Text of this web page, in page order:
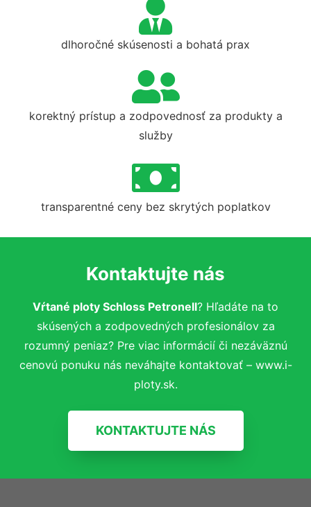
dlhoročné skúsenosti a bohatá prax
korektný prístup a zodpovednosť za produkty a
služby
transparentné ceny bez skrytých poplatkov
Kontaktujte nás
Vŕtané ploty Schloss Petronell? Hľadáte na to
skúsených a zodpovedných profesionálov za
rozumný peniaz? Pre viac informácií či nezáväznú
cenovú ponuku nás neváhajte kontaktovať – www.i-
ploty.sk.
KONTAKTUJTE NÁS